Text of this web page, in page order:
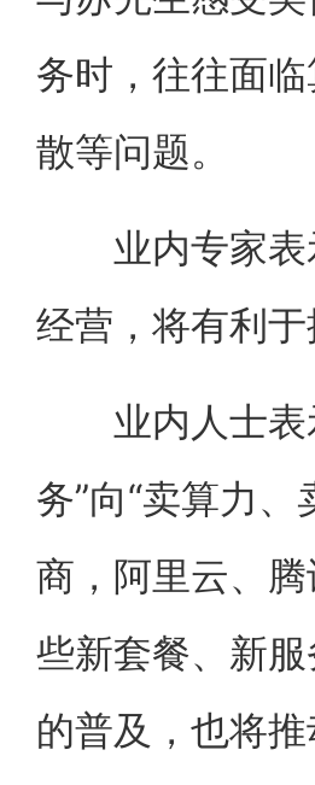
务时，往往面
散等问题。
业内专家表
经营，将有利
业内人士表
务”向“卖算力
商，阿里云、
些新套餐、新
的普及，也将